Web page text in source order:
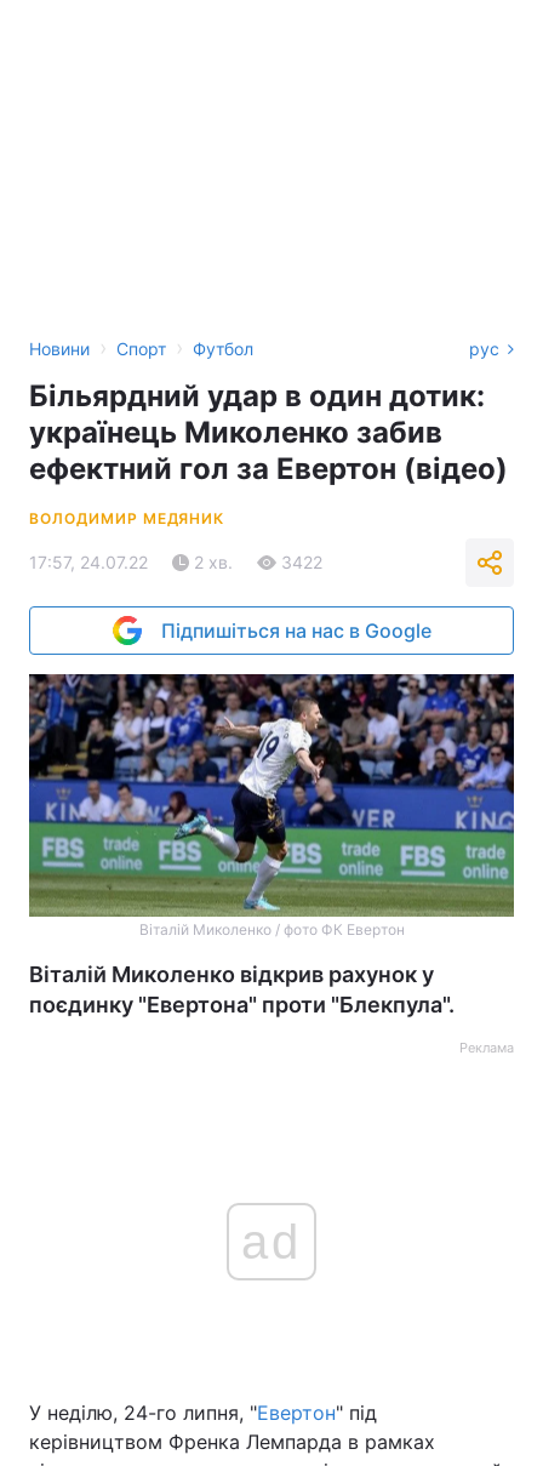
Новини › Спорт › Футбол рус
Більярдний удар в один дотик:
українець Миколенко забив
ефектний гол за Евертон (відео)
ВОЛОДИМИР МЕДЯНИК
17:57, 24.07.22 2 хв. 3422
Підпишіться на нас в Google
Віталій Миколенко / фото ФК Евертон
Віталій Миколенко відкрив рахунок у
поєдинку "Евертона" проти "Блекпула".
Реклама
ad
У неділю, 24-го липня, "Евертон" під
керівництвом Френка Лемпарда в рамках